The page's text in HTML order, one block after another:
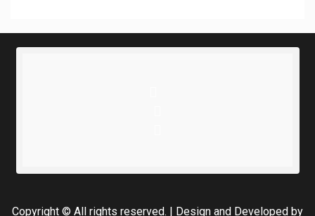
Copyright © All rights reserved. | Design and Developed by